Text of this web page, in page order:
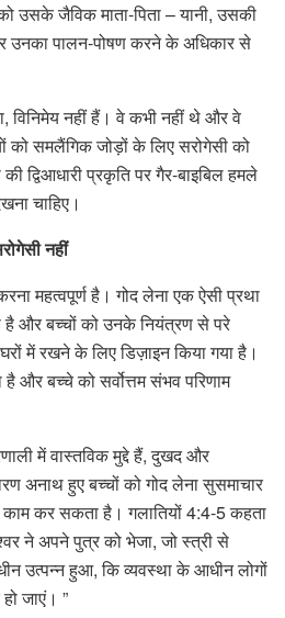
उसके जैविक माता-पिता – यानी, उसकी
उनका पालन-पोषण करने के अधिकार से
विनिमेय नहीं हैं। वे कभी नहीं थे और वे
को समलैंगिक जोड़ों के लिए सरोगेसी को
द्विआधारी प्रकृति पर गैर-बाइबिल हमले
चाहिए।
नहीं
महत्वपूर्ण है। गोद लेना एक ऐसी प्रथा
है और बच्चों को उनके नियंत्रण से परे
में रखने के लिए डिज़ाइन किया गया है।
और बच्चे को सर्वोत्तम संभव परिणाम
में वास्तविक मुद्दे हैं, दुखद और
अनाथ हुए बच्चों को गोद लेना सुसमाचार
कर सकता है। गलातियों 4:4-5 कहता
ने अपने पुत्र को भेजा, जो स्त्री से
उत्पन्न हुआ, कि व्यवस्था के आधीन लोगों
जाएं। ”